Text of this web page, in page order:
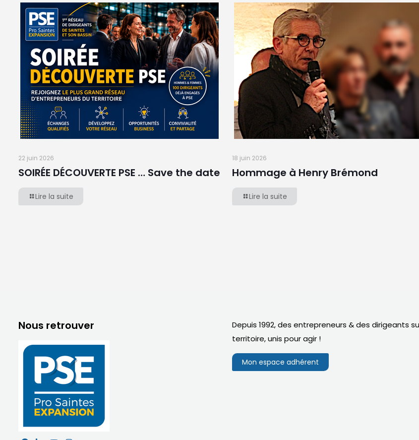
22 juin 2026
SOIRÉE DÉCOUVERTE PSE … Save the date
Lire la suite
18 juin 2026
Hommage à Henry Brémond
Lire la suite
Nous retrouver
Depuis 1992, des entrepreneurs & des dirigeants
territoire,unis pour agir !
Mon espace adhérent